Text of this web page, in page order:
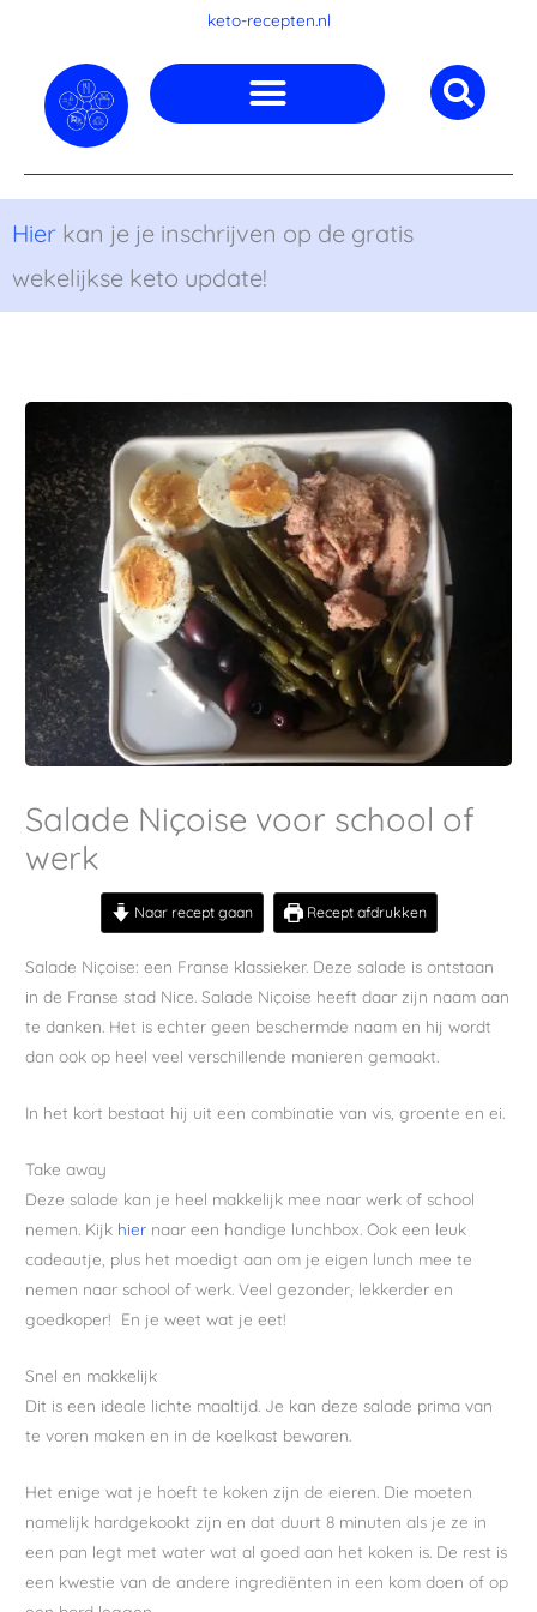
inhoud
keto-recepten.nl
Hier kan je je inschrijven op de gratis
wekelijkse keto update!
Salade Niçoise voor school of
werk
Naar recept gaan Recept afdrukken
Salade Niçoise: een Franse klassieker. Deze salade is ontstaan
in de Franse stad Nice. Salade Niçoise heeft daar zijn naam aan
te danken. Het is echter geen beschermde naam en hij wordt
dan ook op heel veel verschillende manieren gemaakt.
In het kort bestaat hij uit een combinatie van vis, groente en ei.
Take away
Deze salade kan je heel makkelijk mee naar werk of school
nemen. Kijk hier naar een handige lunchbox. Ook een leuk
cadeautje, plus het moedigt aan om je eigen lunch mee te
nemen naar school of werk. Veel gezonder, lekkerder en
goedkoper! En je weet wat je eet!
Snel en makkelijk
Dit is een ideale lichte maaltijd. Je kan deze salade prima van
te voren maken en in de koelkast bewaren.
Het enige wat je hoeft te koken zijn de eieren. Die moeten
namelijk hardgekookt zijn en dat duurt 8 minuten als je ze in
een pan legt met water wat al goed aan het koken is. De rest is
een kwestie van de andere ingrediënten in een kom doen of op